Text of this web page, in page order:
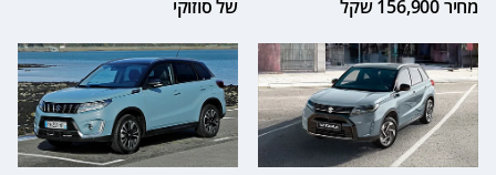
מחיר 156,900 שקל
של סוזוקי